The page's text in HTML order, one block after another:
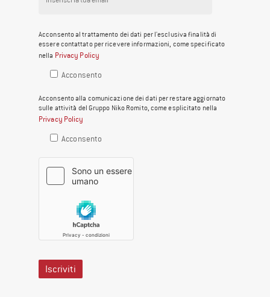
Acconsento al trattamento dei dati per l'esclusiva finalità di
essere contattato per ricevere informazioni, come specificato
nella Privacy Policy
Acconsento
Acconsento alla comunicazione dei dati per restare aggiornato
sulle attività del Gruppo Niko Romito, come esplicitato nella
Privacy Policy
Acconsento